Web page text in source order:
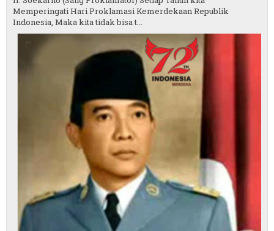
Memperingati Hari Proklamasi Kemerdekaan Republik
Indonesia, Maka kita tidak bisa t...